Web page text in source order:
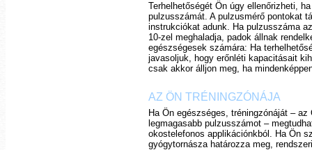
Terhelhetőségét Ön úgy ellenőrizheti,
pulzusszámát. A pulzusmérő pontokat
instrukciókat adunk. Ha pulzusszáma
10-zel meghaladja, padok állnak
egészségesek számára: Ha
javasoljuk, hogy erőnléti kapacitásait
csak akkor álljon meg, ha
AZ ÖN TRÉNINGZÓNÁJA
Ha Ön egészséges, tréningzónáját –
legmagasabb pulzusszámot –
okostelefonos applikációnkból. Ha Ön
gyógytornásza határozza meg,